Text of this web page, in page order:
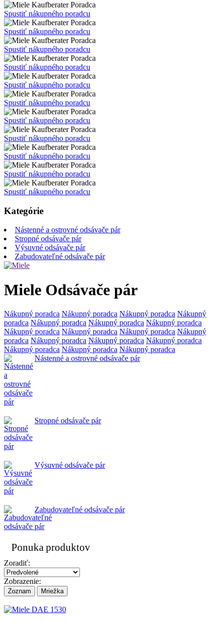
Poradca
Spustiť nákupného poradcu
Poradca
Spustiť nákupného poradcu
Poradca
Spustiť nákupného poradcu
Poradca
Spustiť nákupného poradcu
Poradca
Spustiť nákupného poradcu
Poradca
Spustiť nákupného poradcu
Poradca
Spustiť nákupného poradcu
Poradca
Spustiť nákupného poradcu
Poradca
Spustiť nákupného poradcu
Poradca
Spustiť nákupného poradcu
Poradca
Spustiť nákupného poradcu
Kategórie
Nástenné a ostrovné odsávače pár
Stropné odsávače pár
Výsuvné odsávače pár
Zabudovateľné odsávače pár
Miele Odsávače pár
Nákupný poradca Nákupný poradca Nákupný poradca Nákupný
poradca Nákupný poradca Nákupný poradca Nákupný poradca
Nákupný poradca Nákupný poradca Nákupný poradca Nákupný
poradca Nákupný poradca Nákupný poradca Nákupný poradca
Nákupný poradca Nákupný poradca Nákupný poradca
Nástenné a ostrovné odsávače pár
Stropné odsávače pár
Výsuvné odsávače pár
Zabudovateľné odsávače pár
Ponuka produktov
Zoradiť:
Zobrazenie:
Zoznam Mriežka